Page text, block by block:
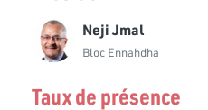
Neji Jmal
Bloc Ennahdha
Taux de présence